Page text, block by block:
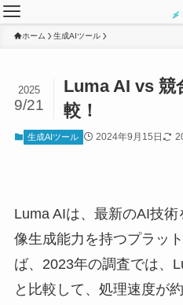
ホーム 生成AIツール
Luma AI vs 競
較！
2025
9/21
生成AIツール 2024年9月15日
Luma AIは、最新のAI技
像生成能力を持つプラッ
ば、2023年の調査では、
と比較して、処理速度が